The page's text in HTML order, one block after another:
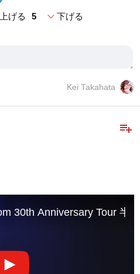
げる 5 expand_more下げる
Kei Takahata
playlist_add
30th Anniversary Tour 半